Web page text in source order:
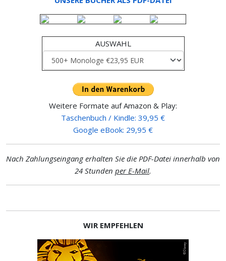
AUSWAHL
Weitere Formate auf Amazon & Play:
Taschenbuch / Kindle: 39,95 €
Google eBook: 29,95 €
Nach Zahlungseingang erhalten Sie die PDF-Datei innerhalb von
24 Stunden per E-Mail.
WIR EMPFEHLEN